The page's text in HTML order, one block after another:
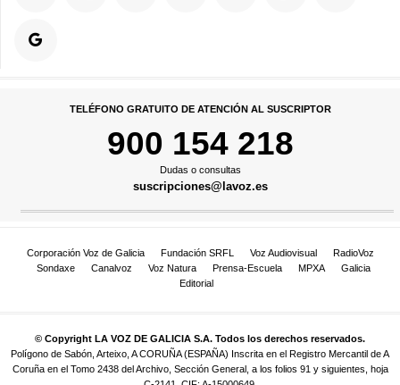
TELÉFONO GRATUITO DE ATENCIÓN AL SUSCRIPTOR
900 154 218
Dudas o consultas
suscripciones@lavoz.es
Corporación Voz de Galicia Fundación SRFL Voz Audiovisual
RadioVoz
Sondaxe
Canalvoz Voz Natura Prensa-Escuela MPXA
Galicia
Editorial
© Copyright LA VOZ DE GALICIA S.A. Todos los derechos reservados.
Polígono de Sabón, Arteixo, A CORUÑA (ESPAÑA) Inscrita en el Registro Mercantil de A
Coruña en el Tomo 2438 del Archivo, Sección General, a los folios 91 y siguientes, hoja